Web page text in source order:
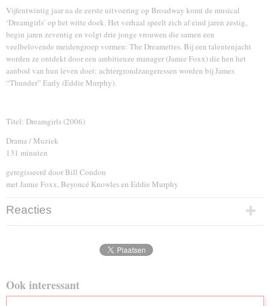
Vijfentwintig jaar na de eerste uitvoering op Broadway komt de musical
‘Dreamgirls’ op het witte doek. Het verhaal speelt zich af eind jaren zestig,
begin jaren zeventig en volgt drie jonge vrouwen die samen een
veelbelovende meidengroep vormen: The Dreamettes. Bij een talentenjacht
worden ze ontdekt door een ambitieuze manager (Jamie Foxx) die hen het
aanbod van hun leven doet: achtergrondzangeressen worden bij James
“Thunder” Early (Eddie Murphy).
Titel: Dreamgirls (2006)
Drama / Muziek
131 minuten
geregisseerd door Bill Condon
met Jamie Foxx, Beyoncé Knowles en Eddie Murphy
Reacties
Ook interessant